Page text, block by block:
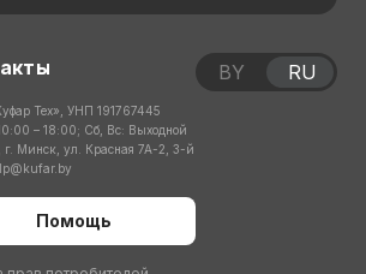
Тех», УНП 191767445
– 18:00; Сб, Вс: Выходной
Минск, ул. Красная 7А-2, 3-й
Помощь
BY RU